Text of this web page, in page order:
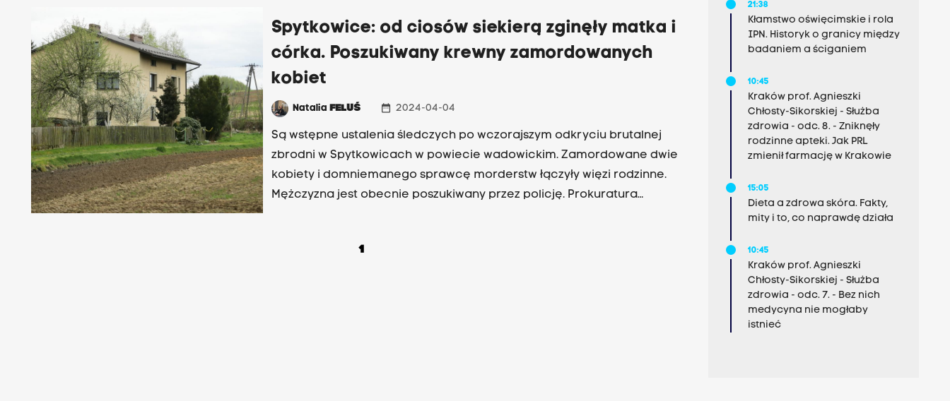
Spytkowice: od ciosów siekierą zginęły matka i
córka. Poszukiwany krewny zamordowanych
kobiet
NataliaFELUŚ date_range 2024-04-04
Są wstępne ustalenia śledczych po wczorajszym odkryciu brutalnej
zbrodni w Spytkowicach w powiecie wadowickim. Zamordowane dwie
kobiety i domniemanego sprawcę morderstw łączyły więzi rodzinne.
Mężczyzna jest obecnie poszukiwany przez policję. Prokuratura
o areszt tymczasowy. Ten został już pozytywnie rozpatrzony przez Sąd
1
21:38
Kłamstwo oświęcimskie i rola
IPN. Historyk o granicy między
badaniem a ściganiem
10:45
Kraków prof. Agnieszki
Chłosty-Sikorskiej - Służba
zdrowia - odc. 8. - Zniknęły
rodzinne apteki. Jak PRL
zmienił farmację w Krakowie
15:05
Dieta a zdrowa skóra. Fakty,
mity i to, co naprawdę działa
10:45
Kraków prof. Agnieszki
Chłosty-Sikorskiej - Służba
zdrowia - odc. 7. - Bez nich
medycyna nie mogłaby
istnieć